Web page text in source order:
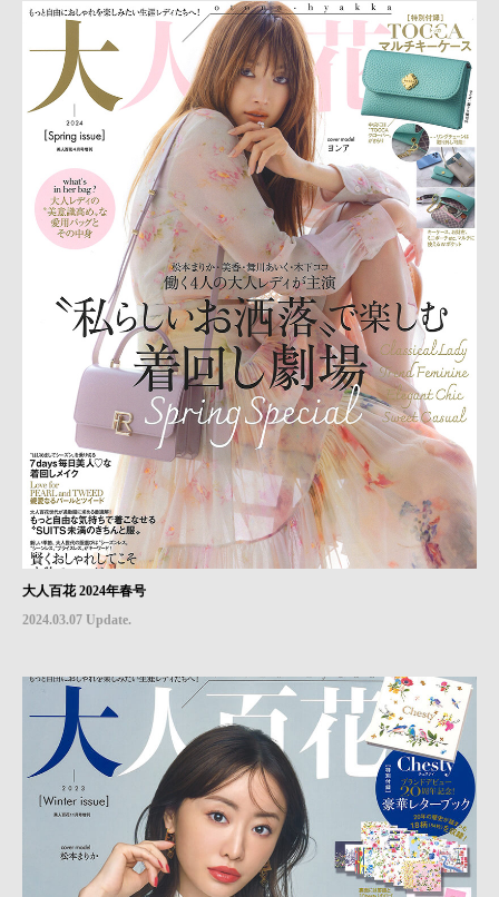
大人百花 2024年春号
2024.03.07 Update.